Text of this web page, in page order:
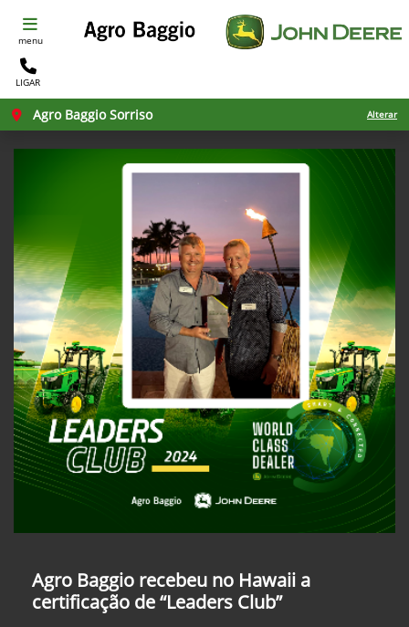
menu
LIGAR
Agro Baggio Sorriso Alterar
Agro Baggio recebeu no Hawaii a
certificação de “Leaders Club”